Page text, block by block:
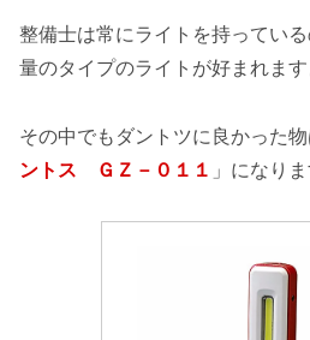
整備士は常にライトを持ってい
量のタイプのライトが好まれます
その中でもダントツに良かった物
ントス ＧＺ－０１１ 」になりま